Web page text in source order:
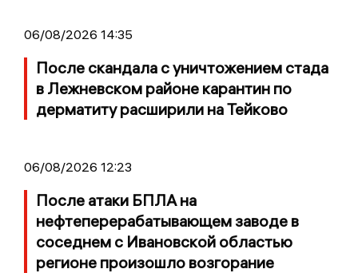
06/08/2026 14:35
После скандала с уничтожением стада
в Лежневском районе карантин по
дерматиту расширили на Тейково
06/08/2026 12:23
После атаки БПЛА на
нефтеперерабатывающем заводе в
соседнем с Ивановской областью
регионе произошло возгорание